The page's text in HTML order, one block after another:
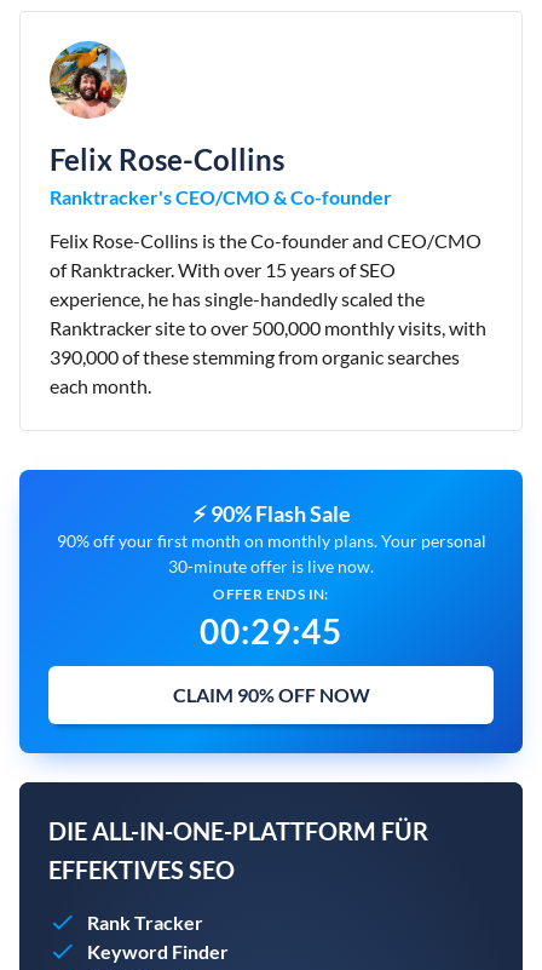
Felix Rose-Collins
Ranktracker's CEO/CMO & Co-founder
Felix Rose-Collins is the Co-founder and CEO/CMO
of Ranktracker. With over 15 years of SEO
experience, he has single-handedly scaled the
Ranktracker site to over 500,000 monthly visits, with
390,000 of these stemming from organic searches
each month.
⚡ 90% Flash Sale
90% off your first month on monthly plans. Your personal
30-minute offer is live now.
OFFER ENDS IN:
00:29:44
CLAIM 90% OFF NOW
DIE ALL-IN-ONE-PLATTFORM FÜR
EFFEKTIVES SEO
Rank Tracker
Keyword Finder